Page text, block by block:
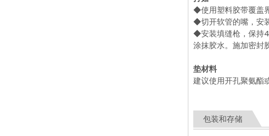
◆使用塑料胶带覆盖
◆切开软管的嘴，安
◆安装填缝枪，保持
涂抹胶水。施加密封
垫材料
建议使用开孔聚氨酯
包装和存储